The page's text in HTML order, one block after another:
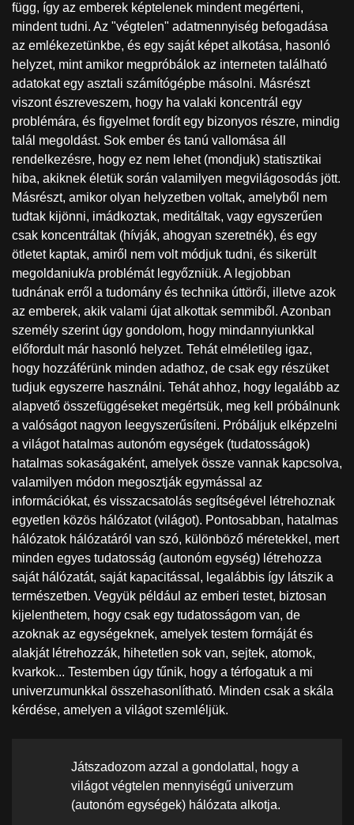
függ, így az emberek képtelenek mindent megérteni,
mindent tudni. Az "végtelen" adatmennyiség befogadása
az emlékezetünkbe, és egy saját képet alkotása, hasonló
helyzet, mint amikor megpróbálok az interneten található
adatokat egy asztali számítógépbe másolni. Másrészt
viszont észreveszem, hogy ha valaki koncentrál egy
problémára, és figyelmet fordít egy bizonyos részre, mindig
talál megoldást. Sok ember és tanú vallomása áll
rendelkezésre, hogy ez nem lehet (mondjuk) statisztikai
hiba, akiknek életük során valamilyen megvilágosodás jött.
Másrészt, amikor olyan helyzetben voltak, amelyből nem
tudtak kijönni, imádkoztak, meditáltak, vagy egyszerűen
csak koncentráltak (hívják, ahogyan szeretnék), és egy
ötletet kaptak, amiről nem volt módjuk tudni, és sikerült
megoldaniuk/a problémát legyőzniük. A legjobban
tudnának erről a tudomány és technika úttörői, illetve azok
az emberek, akik valami újat alkottak semmiből. Azonban
személy szerint úgy gondolom, hogy mindannyiunkkal
előfordult már hasonló helyzet. Tehát elméletileg igaz,
hogy hozzáférünk minden adathoz, de csak egy részüket
tudjuk egyszerre használni. Tehát ahhoz, hogy legalább az
alapvető összefüggéseket megértsük, meg kell próbálnunk
a valóságot nagyon leegyszerűsíteni. Próbáljuk elképzelni
a világot hatalmas autonóm egységek (tudatosságok)
hatalmas sokaságaként, amelyek össze vannak kapcsolva,
valamilyen módon megosztják egymással az
információkat, és visszacsatolás segítségével létrehoznak
egyetlen közös hálózatot (világot). Pontosabban, hatalmas
hálózatok hálózatáról van szó, különböző méretekkel, mert
minden egyes tudatosság (autonóm egység) létrehozza
saját hálózatát, saját kapacitással, legalábbis így látszik a
természetben. Vegyük például az emberi testet, biztosan
kijelenthetem, hogy csak egy tudatosságom van, de
azoknak az egységeknek, amelyek testem formáját és
alakját létrehozzák, hihetetlen sok van, sejtek, atomok,
kvarkok... Testemben úgy tűnik, hogy a térfogatuk a mi
univerzumunkkal összehasonlítható. Minden csak a skála
kérdése, amelyen a világot szemléljük.
Játszadozom azzal a gondolattal, hogy a
világot végtelen mennyiségű univerzum
(autonóm egységek) hálózata alkotja.